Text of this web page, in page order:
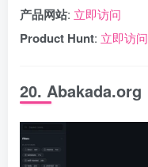
产品网站: 立即访问
Product Hunt: 立即访问
20. Abakada.org